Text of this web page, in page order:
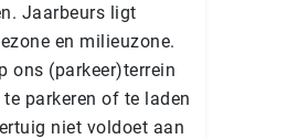
Jaarbeurs ligt
en milieuzone.
ons (parkeer)terrein
parkeren of te laden
niet voldoet aan